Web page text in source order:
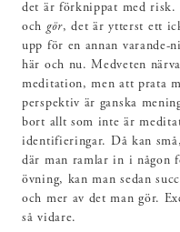
det är förknippat med
och gör, det är ytterst ett
upp för en annan varande-
här och nu. Medveten
meditation, men att prata
perspektiv är ganska
bort allt som inte är
identifieringar. Då kan
där man ramlar in i någon
övning, kan man sedan
och mer av det man gör.
så vidare.